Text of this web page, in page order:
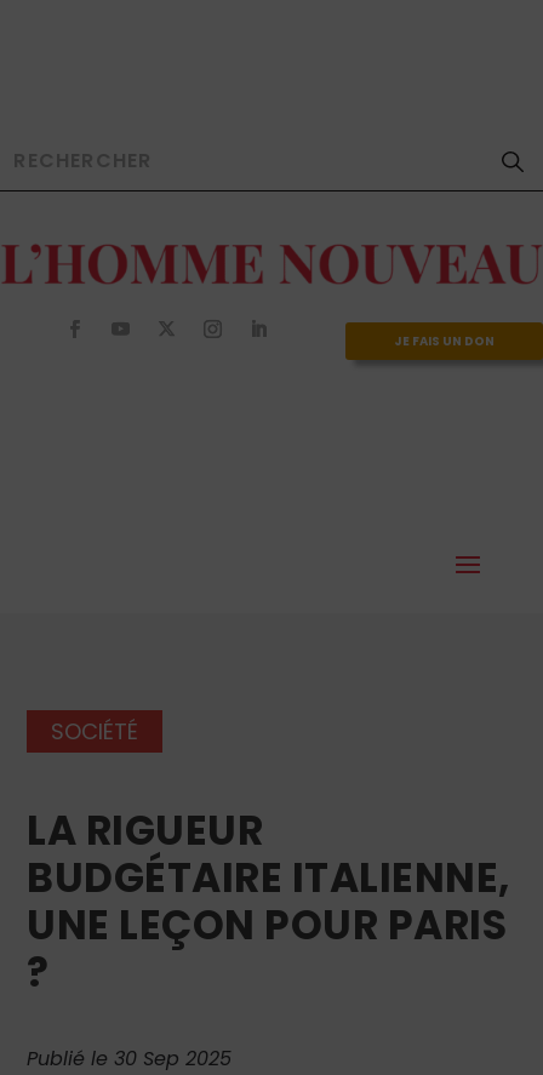
JE FAIS UN DON
SOCIÉTÉ
LA RIGUEUR
BUDGÉTAIRE ITALIENNE,
UNE LEÇON POUR PARIS
?
Publié le 30 Sep 2025